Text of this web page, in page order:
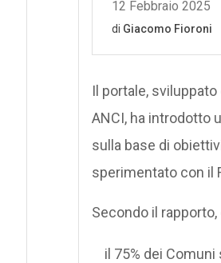
Il portale,
ANCI, ha introdotto
sulla base di
sperimentato con il
Secondo il
il 75% dei